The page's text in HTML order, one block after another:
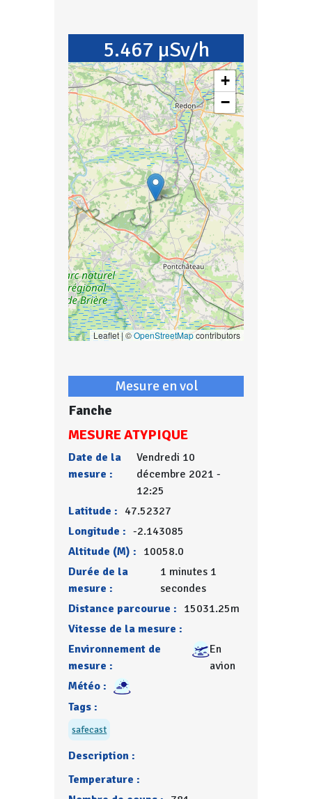
5.467 µSv/h
+
−
Leaflet | ©OpenStreetMapcontributors
Mesure en vol
Fanche
MESURE ATYPIQUE
Date de la
mesure :
Vendredi 10
décembre 2021 -
12:25
Latitude : 47.52327
Longitude : -2.143085
Altitude (M) : 10058.0
Durée de la
mesure :
1 minutes 1
secondes
Distance parcourue : 15031.25m
Vitesse de la mesure :
Environnement de
mesure :
En
avion
Météo :
Tags :
safecast
Description :
Temperature :